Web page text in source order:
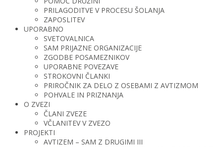
PRILAGODITVE V PROCESU ŠOLANJA
ZAPOSLITEV
UPORABNO
SVETOVALNICA
SAM PRIJAZNE ORGANIZACIJE
ZGODBE POSAMEZNIKOV
UPORABNE POVEZAVE
STROKOVNI ČLANKI
PRIROČNIK ZA DELO Z OSEBAMI Z AVTIZMOM
POHVALE IN PRIZNANJA
O ZVEZI
ČLANI ZVEZE
VČLANITEV V ZVEZO
PROJEKTI
AVTIZEM – SAM Z DRUGIMI III